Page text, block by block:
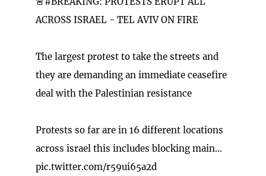
ACROSS ISRAEL - TEL AVIV ON FIRE
The largest protest to take the streets and
they are demanding an immediate ceasefire
deal with the Palestinian resistance
Protests so far are in 16 different locations
across israel this includes blocking main…
pic.twitter.com/r59ui65a2d